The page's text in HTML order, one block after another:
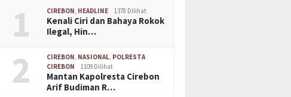
1 CIREBON HEADLINE 1378 Dilihat
Kenali Ciri dan Bahaya Rokok
Ilegal, Hin…
2 CIREBON NASIONAL POLRESTA
CIREBON
1109 Dilihat
Mantan Kapolresta Cirebon
Arif Budiman R…